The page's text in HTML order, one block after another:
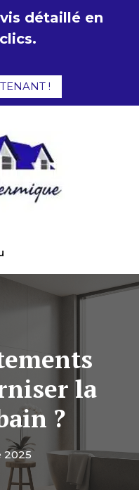
détaillé en
!
la
?
2025